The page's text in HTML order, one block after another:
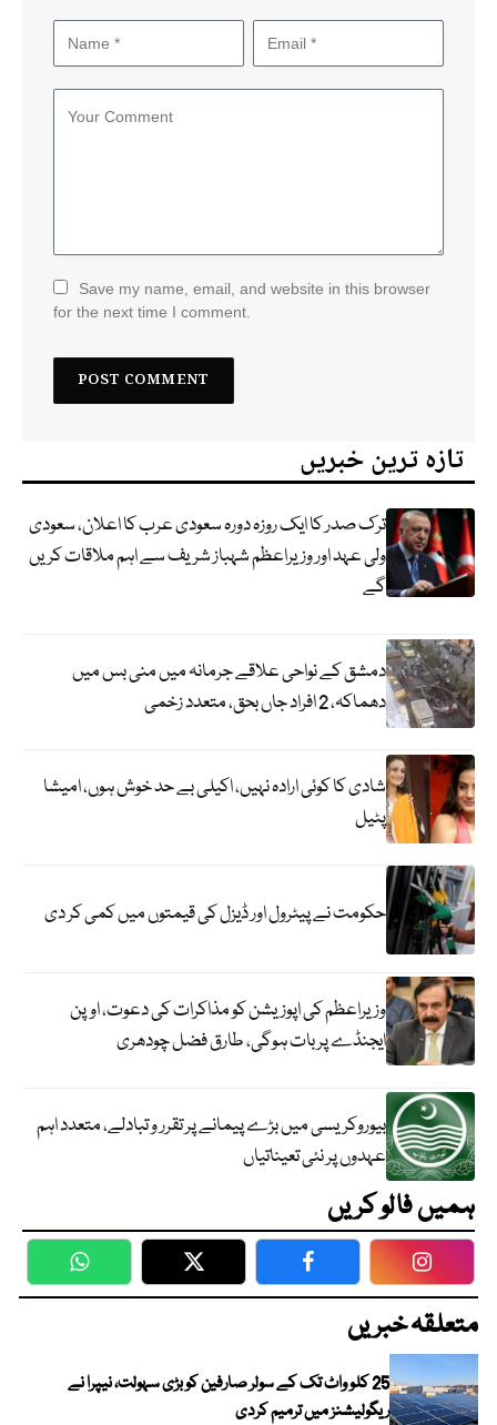
Save my name, email, and website in this browser
for the next time I comment.
تازہ ترین خبریں
ترک صدر کا ایک روزہ دورہ سعودی عرب کا اعلان، سعودی
ولی عہد اور وزیراعظم شہباز شریف سے اہم ملاقات کریں
گے
دمشق کے نواحی علاقے جرمانہ میں منی بس میں
دھماکہ، 2 افراد جاں بحق، متعدد زخمی
شادی کا کوئی ارادہ نہیں، اکیلی بے حد خوش ہوں، امیشا
پٹیل
حکومت نے پیٹرول اور ڈیزل کی قیمتوں میں کمی کر دی
وزیراعظم کی اپوزیشن کو مذاکرات کی دعوت، اوپن
ایجنڈے پر بات ہوگی، طارق فضل چودھری
بیوروکریسی میں بڑے پیمانے پر تقرر و تبادلے، متعدد اہم
عہدوں پر نئی تعیناتیاں
ہمیں فالو کریں
WhatsApp Twitter Facebook
متعلقہ خبریں
25 کلو واٹ تک کے سولر صارفین کو بڑی سہولت، نیپرا نے
ریگولیشنز میں ترمیم کردی